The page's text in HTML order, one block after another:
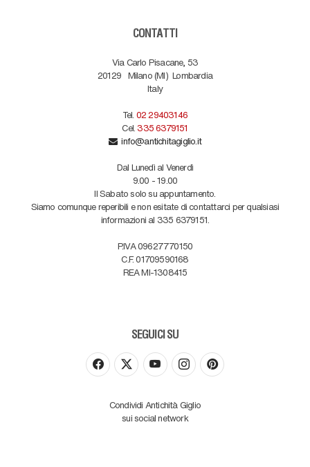
CONTATTI
Via Carlo Pisacane, 53
20129 Milano (MI) Lombardia
Italy
Tel. 02 29403146
Cel. 335 6379151
info@antichitagiglio.it
Dal Lunedì al Venerdì
9.00 - 19.00
Il Sabato solo su appuntamento.
Siamo comunque reperibili e non esitate di contattarci per qualsiasi
informazioni al 335 6379151.
P.IVA 09627770150
C.F. 01709590168
REA MI-1308415
SEGUICI SU
Condividi Antichità Giglio
sui social network